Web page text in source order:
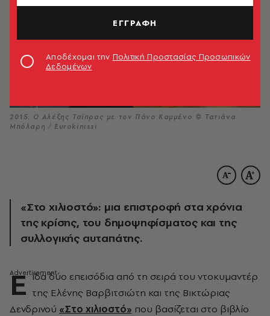
2015. Ο Αλέξης Τσίπρας με τον Πάνο Καμμένο © Τατιάνα
Μπόλαρη / Eurokinissi
«Στο χιλιοστό»: μια επιστροφή στα χρόνια
της κρίσης, του δημοψηφίσματος και της
συλλογικής αυταπάτης.
Ε ίδα δύο επεισόδια από τη σειρά του ντοκυμαντέρ
της Ελένης Βαρβιτσιώτη και της Βικτώριας
Δενδρινού «Στο χιλιοστό» που βασίζεται στο βιβλίο
ΕΓΓΡΑΦΗ
Αποδέχομαι την Πολιτική Προστασίας Προσωπικών
Δεδομένων